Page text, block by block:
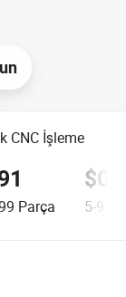
CNC İşleme
Parça 5-